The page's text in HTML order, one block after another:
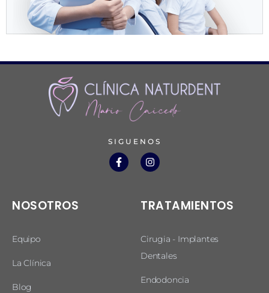
SIGUENOS
NOSOTROS
Equipo
La Clínica
Blog
TRATAMIENTOS
Cirugia - Implantes
Dentales
Endodoncia